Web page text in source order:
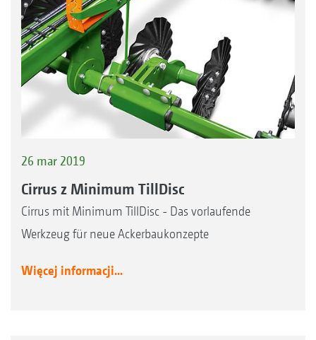
26 mar 2019
Cirrus z Minimum TillDisc
Cirrus mit Minimum TillDisc - Das vorlaufende
Werkzeug für neue Ackerbaukonzepte
Więcej informacji...